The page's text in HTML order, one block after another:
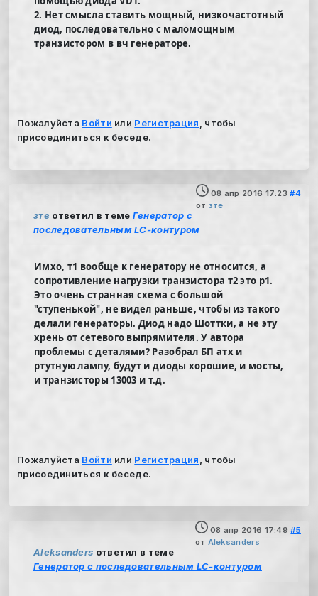
2. Нет смысла ставить мощный, низкочастотный
диод, последовательно с маломощным
транзистором в вч генераторе.
Пожалуйста Войти или Регистрация
, чтобы
присоединиться к беседе.
08 апр 2016 17:23 #4
от зте
зте ответил в теме Генератор с
последовательным LC-контуром
Имхо, т1 вообще к генератору не относится, а
сопротивление нагрузки транзистора т2 это р1.
Это очень странная схема с большой
"ступенькой", не видел раньше, чтобы из такого
делали генераторы. Диод надо Шоттки, а не эту
хрень от сетевого выпрямителя. У автора
проблемы с деталями? Разобрал БП атх и
ртутную лампу, будут и диоды хорошие, и мосты,
и транзисторы 13003 и т.д.
Пожалуйста Войти или Регистрация
, чтобы
присоединиться к беседе.
08 апр 2016 17:49 #5
от Aleksanders
Aleksanders ответил в теме
Генератор с последовательным LC-контуром